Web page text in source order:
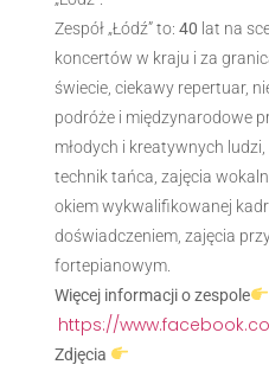
Zespół „Łódź” to: 40 lat na
koncertów w kraju i za
świecie, ciekawy repertuar,
podróże i międzynarodowe
młodych i kreatywnych
technik tańca, zajęcia
okiem wykwalifikowanej
doświadczeniem, zajęcia
fortepianowym.
Więcej informacji o zespole
https://
Zdjęcia